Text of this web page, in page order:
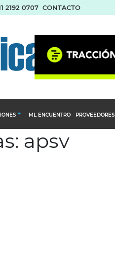
2192 0707 CONTACTO
y compras
ML ENCUENTRO PROVEEDORES
apsv